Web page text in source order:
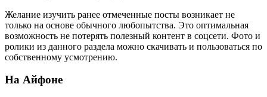
Желание изучить ранее отмеченные посты возникает не
только на основе обычного любопытства. Это оптимальная
возможность не потерять полезный контент в соцсети. Фото и
ролики из данного раздела можно скачивать и пользоваться по
собственному усмотрению.
На Айфоне